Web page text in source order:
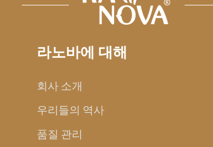
라노바에 대해
회사 소개
우리들의 역사
품질 관리